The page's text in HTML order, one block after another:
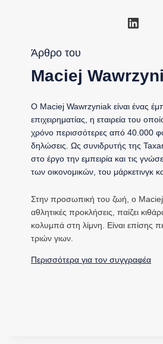
Άρθρο του
Maciej
Ο Maciej Wawrzyniak είναι ένας
επιχειρηματίας, η εταιρεία του
χρόνο περισσότερες από 40.000
δηλώσεις. Ως συνιδρυτής της
στο έργο την εμπειρία και τις
των οικονομικών, του μάρκετινγκ
Στην προσωπική του ζωή, ο Maciej
αθλητικές προκλήσεις, παίζει
κολυμπά στη λίμνη. Είναι επίσης
τριών γιων.
Περισσότερα για τον συγγραφέα